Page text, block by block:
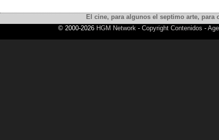
El cine, para algunos el septimo arte,
© 2000-2026 HGM Network - Copyright Contenidos -